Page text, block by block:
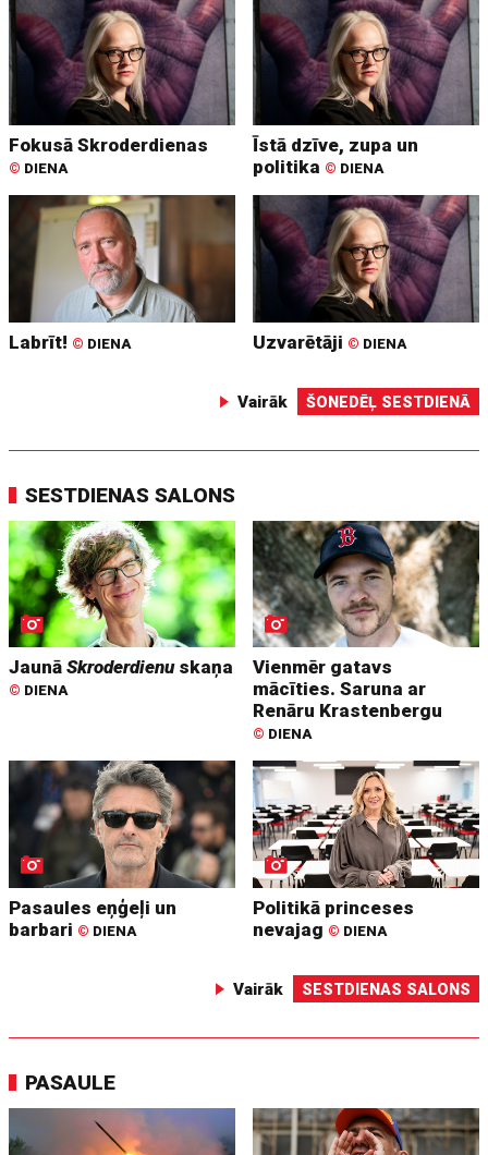
Fokusā Skroderdienas
© DIENA
Īstā dzīve, zupa un
politika © DIENA
Labrīt! © DIENA Uzvarētāji © DIENA
Vairāk ŠONEDĒĻ SESTDIENĀ
SESTDIENAS SALONS
JaunāSkroderdienuskaņa
© DIENA
Vienmēr gatavs
mācīties. Saruna ar
Renāru Krastenbergu
© DIENA
Pasaules eņģeļi un
barbari © DIENA
Politikā princeses
nevajag © DIENA
Vairāk SESTDIENAS SALONS
PASAULE